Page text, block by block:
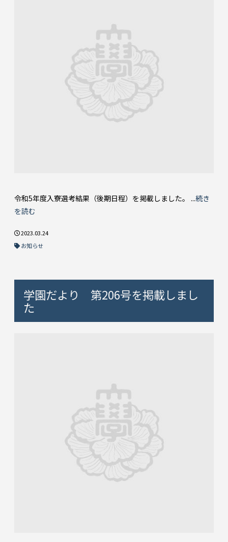
令和5年度入寮選考結果（後期日程）を掲載しました。 ...続き
を読む
2023.03.24
お知らせ
学園だより 第206号を掲載しまし
た